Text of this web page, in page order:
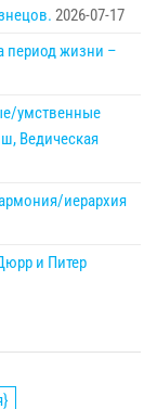
2026-07-17
период жизни –
умственные
Ведическая
иерархия
и Питер